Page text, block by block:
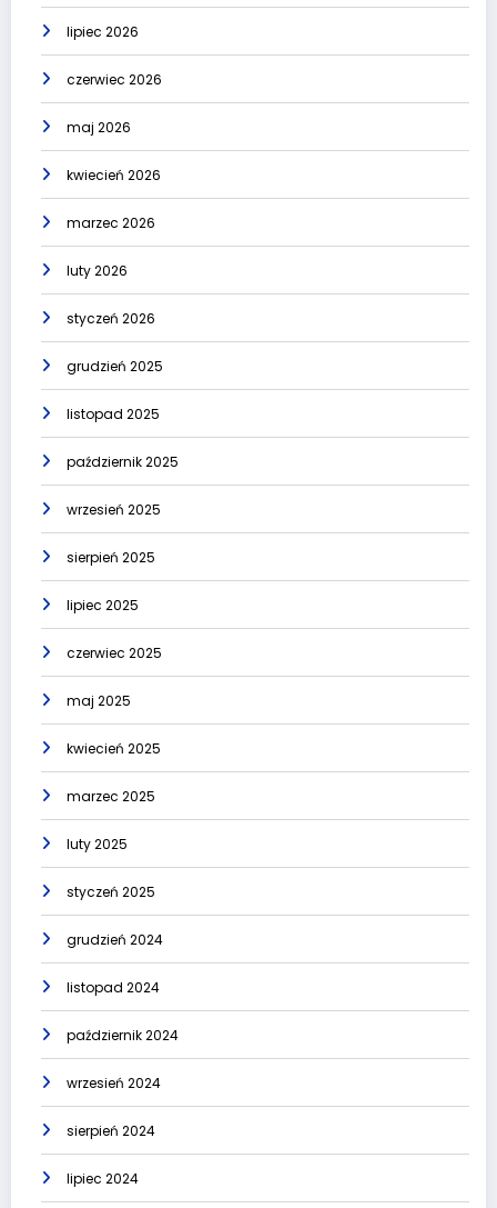
lipiec 2026
czerwiec 2026
maj 2026
kwiecień 2026
marzec 2026
luty 2026
styczeń 2026
grudzień 2025
listopad 2025
październik 2025
wrzesień 2025
sierpień 2025
lipiec 2025
czerwiec 2025
maj 2025
kwiecień 2025
marzec 2025
luty 2025
styczeń 2025
grudzień 2024
listopad 2024
październik 2024
wrzesień 2024
sierpień 2024
lipiec 2024